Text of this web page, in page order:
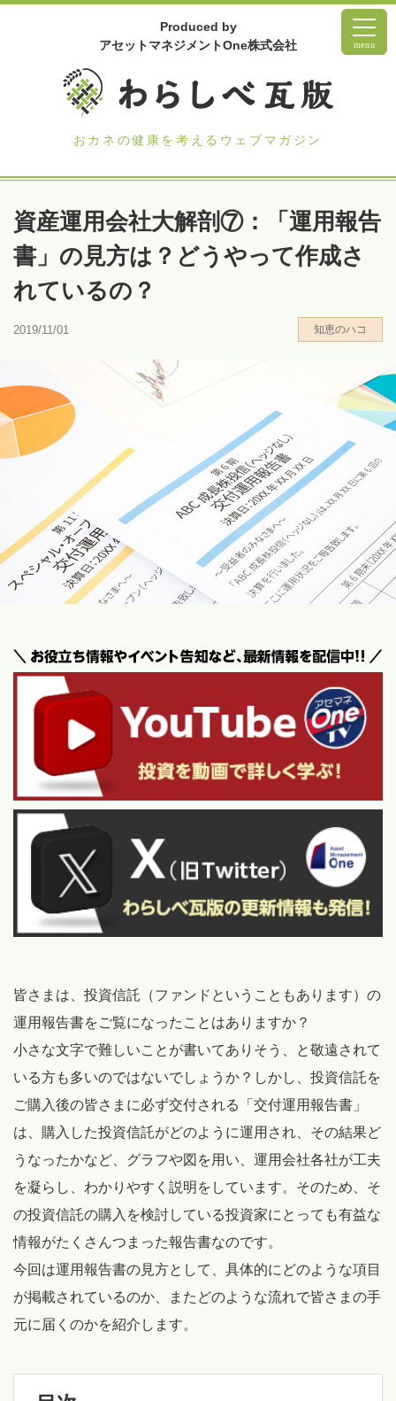
Produced by
アセットマネジメントOne株式会社
おカネの健康を考えるウェブマガジン
menu
資産運用会社大解剖⑦：「運用報告
書」の見方は？どうやって作成さ
れているの？
2019/11/01 知恵のハコ
皆さまは、投資信託（ファンドということもあります）の
運用報告書をご覧になったことはありますか？
小さな文字で難しいことが書いてありそう、と敬遠されて
いる方も多いのではないでしょうか？しかし、投資信託を
ご購入後の皆さまに必ず交付される「交付運用報告書」
は、購入した投資信託がどのように運用され、その結果ど
うなったかなど、グラフや図を用い、運用会社各社が工夫
を凝らし、わかりやすく説明をしています。そのため、そ
の投資信託の購入を検討している投資家にとっても有益な
情報がたくさんつまった報告書なのです。
今回は運用報告書の見方として、具体的にどのような項目
が掲載されているのか、またどのような流れで皆さまの手
元に届くのかを紹介します。